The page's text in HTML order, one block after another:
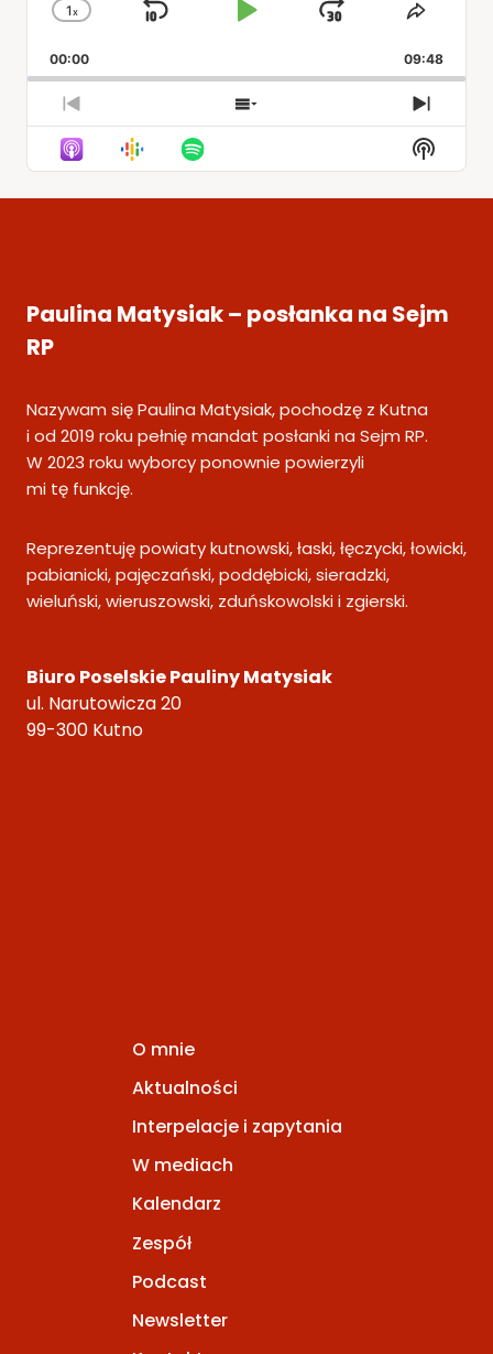
Change
Rate
1x
Skip
Play
Jump
Forward
Share
00:00 09:48
Previous
Episode
Show
Episodes
Next
Show
Paulina Matysiak – posłanka na Sejm
RP
Nazywam się Paulina Matysiak, pochodzę z Kutna
i od 2019 roku pełnię mandat posłanki na Sejm RP.
W 2023 roku wyborcy ponownie powierzyli
mi tę funkcję.
Reprezentuję powiaty kutnowski, łaski, łęczycki, łowicki,
pabianicki, pajęczański, poddębicki, sieradzki,
wieluński, wieruszowski, zduńskowolski i zgierski.
Biuro Poselskie Pauliny Matysiak
ul. Narutowicza 20
99-300 Kutno
O mnie
Aktualności
Interpelacje i zapytania
W mediach
Kalendarz
Zespół
Podcast
Newsletter